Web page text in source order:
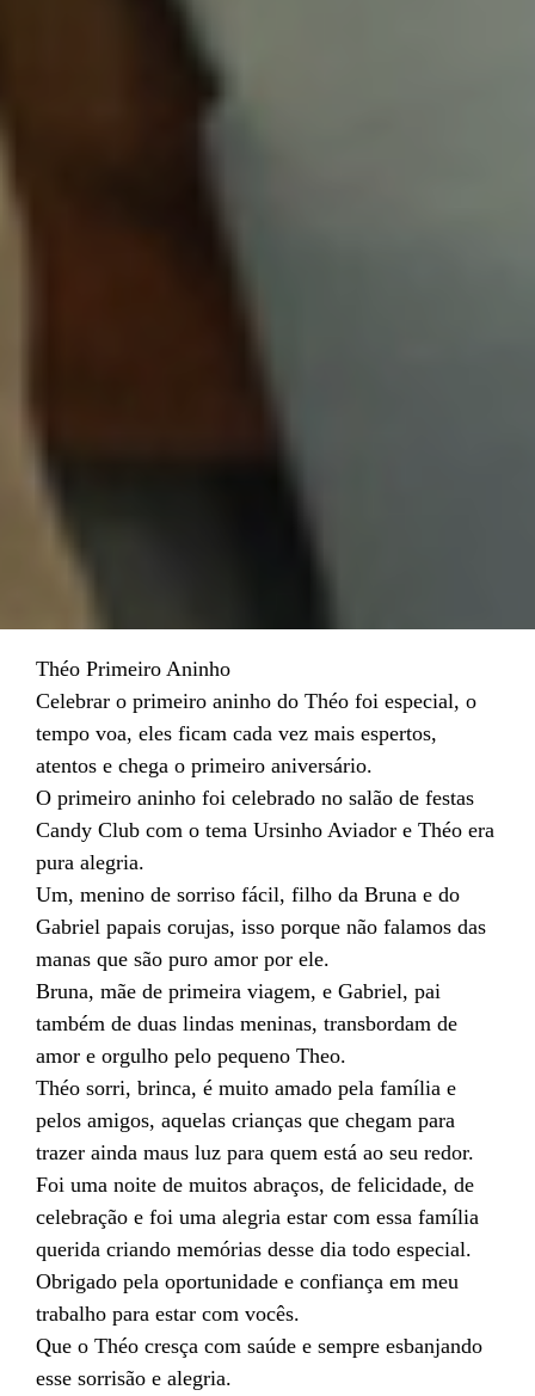
Théo Primeiro Aninho
Celebrar o primeiro aninho do Théo foi especial, o
tempo voa, eles ficam cada vez mais espertos,
atentos e chega o primeiro aniversário.
O primeiro aninho foi celebrado no salão de festas
Candy Club com o tema Ursinho Aviador e Théo era
pura alegria.
Um, menino de sorriso fácil, filho da Bruna e do
Gabriel papais corujas, isso porque não falamos das
manas que são puro amor por ele.
Bruna, mãe de primeira viagem, e Gabriel, pai
também de duas lindas meninas, transbordam de
amor e orgulho pelo pequeno Theo.
Théo sorri, brinca, é muito amado pela família e
pelos amigos, aquelas crianças que chegam para
trazer ainda maus luz para quem está ao seu redor.
Foi uma noite de muitos abraços, de felicidade, de
celebração e foi uma alegria estar com essa família
querida criando memórias desse dia todo especial.
Obrigado pela oportunidade e confiança em meu
trabalho para estar com vocês.
Que o Théo cresça com saúde e sempre esbanjando
esse sorrisão e alegria.